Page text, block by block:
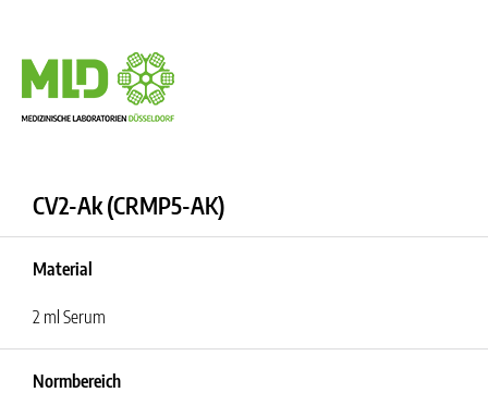
CV2-Ak (CRMP5-AK)
Material
2 ml Serum
Normbereich